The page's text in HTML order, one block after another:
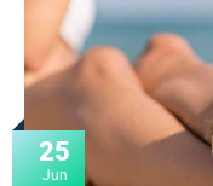
25
Jun